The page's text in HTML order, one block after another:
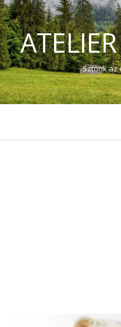
Sztorik az